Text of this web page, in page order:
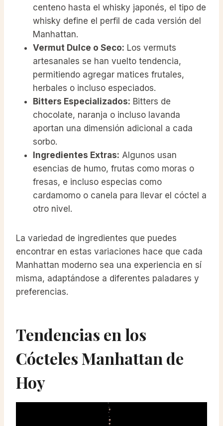
centeno hasta el whisky japonés, el tipo de
whisky define el perfil de cada versión del
Manhattan.
Vermut Dulce o Seco: Los vermuts
artesanales se han vuelto tendencia,
permitiendo agregar matices frutales,
herbales o incluso especiados.
Bitters Especializados: Bitters de
chocolate, naranja o incluso lavanda
aportan una dimensión adicional a cada
sorbo.
Ingredientes Extras: Algunos usan
esencias de humo, frutas como moras o
fresas, e incluso especias como
cardamomo o canela para llevar el cóctel a
otro nivel.
La variedad de ingredientes que puedes
encontrar en estas variaciones hace que cada
Manhattan moderno sea una experiencia en sí
misma, adaptándose a diferentes paladares y
preferencias.
Tendencias en los
Cócteles Manhattan de
Hoy